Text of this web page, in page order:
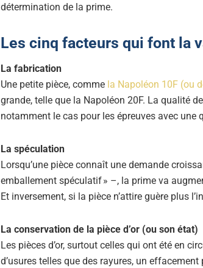
détermination de la prime.
Les cinq facteurs qui font la
La fabrication
Une petite pièce, comme la Napoléon 10F (ou
grande, telle que la Napoléon 20F. La qualité
notamment le cas pour les épreuves avec une
La spéculation
Lorsqu’une pièce connaît une demande
emballement spéculatif » –, la prime va
Et inversement, si la pièce n’attire guère plus
La conservation de la pièce d’or (ou son état)
Les pièces d’or, surtout celles qui ont été en
d’usures telles que des rayures, un